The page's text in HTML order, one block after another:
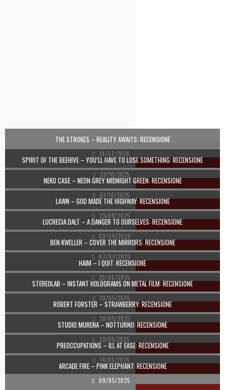
POST CORRELATITHE STROKES – REALITY AWAITS: RECENSIONE
24/07/2026
SPIRIT OF THE BEEHIVE – YOU’LL HAVE TO LOSE SOMETHING: RECENSIONE
22/10/2025
NEKO CASE – NEON GREY MIDNIGHT GREEN: RECENSIONE
01/10/2025
LAWN – GOD MADE THE HIGHWAY: RECENSIONE
23/09/2025
LUCRECIA DALT – A DANGER TO OURSELVES: RECENSIONE
09/09/2025
BEN KWELLER – COVER THE MIRRORS: RECENSIONE
07/07/2025
HAIM – I QUIT: RECENSIONE
20/06/2025
STEREOLAB – INSTANT HOLOGRAMS ON METAL FILM: RECENSIONE
29/05/2025
ROBERT FORSTER – STRAWBERRY: RECENSIONE
28/05/2025
STUDIO MURENA – NOTTURNO: RECENSIONE
22/05/2025
PREOCCUPATIONS – ILL AT EASE: RECENSIONE
14/05/2025
ARCADE FIRE – PINK ELEPHANT: RECENSIONE
09/05/2025